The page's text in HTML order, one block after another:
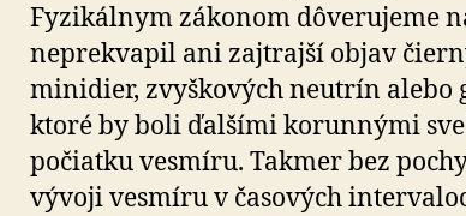
Fyzikálnym zákonom dôverujeme
neprekvapil ani zajtrajší objav
minidier, zvyškových neutrín alebo
ktoré by boli ďalšími korunnými
počiatku vesmíru. Takmer bez
vývoji vesmíru v časových